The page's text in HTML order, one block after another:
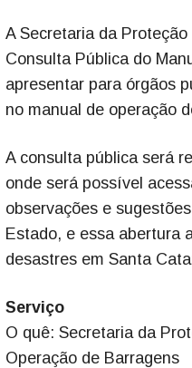
A Secretaria da
Consulta Pública do
apresentar para órgãos
no manual de operação
A consulta pública será
onde será possível
observações e
Estado, e essa abertura
desastres em Santa
Serviço
O quê: Secretaria da
Operação de Barragens